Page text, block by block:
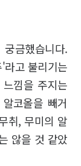
금했습니다.
고 불리기는
낌을 주지는
코올을 빼거
취, 무미의 알
않을 것 같았